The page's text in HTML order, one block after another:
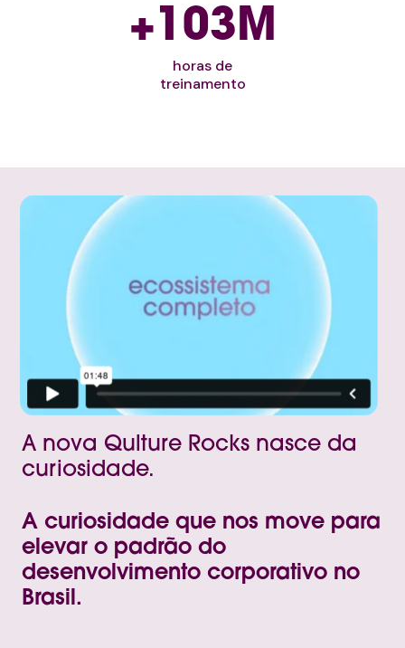
+ 104M
horas de
treinamento
A nova Qulture Rocks nasce da
curiosidade.
A curiosidade que nos move para
elevar o padrão do
desenvolvimento corporativo no
Brasil.